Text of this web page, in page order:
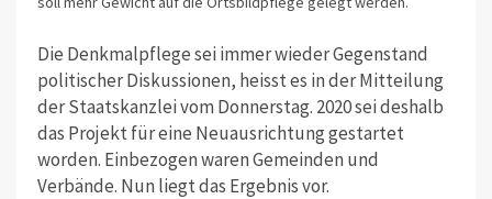
Die Denkmalpflege sei immer wieder Gegenstand
politischer Diskussionen, heisst es in der Mitteilung
der Staatskanzlei vom Donnerstag. 2020 sei deshalb
das Projekt für eine Neuausrichtung gestartet
worden. Einbezogen waren Gemeinden und
Verbände. Nun liegt das Ergebnis vor.